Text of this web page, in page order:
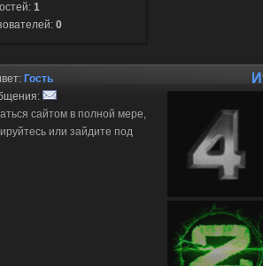
1
0
Гость
сайтом в полной мере,
или зайдите под